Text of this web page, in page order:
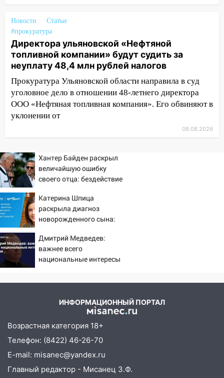
упало во дворе
13:08 Ураган ударил по Ульяновску:
сорванные крыши, поваленные деревья,
затопленные улицы и остановившиеся
трамваи
12:17 Ульяновск накрыл крупный град:
после ливня город снова уходит под
воду
Прокуратура взяла на контроль
Федерации
12:01
Пьяная женщина сбила
шестилетнего ребёнка на улице
Федерации: возбуждено уголовное дело
11:16
В Ульяновске ищут 37-летнего
мужчину, пропавшего ещё 19 июля
10:30
От мотофристайла до прогулки с
хаски: куда сходить в Ульяновской
области 8–9 августа
10:11 Директора ульяновской
судить за неуплату 48,4 млн рублей
09:28
Дети на дорогах: пострадали
велосипедисты, мотоциклисты и
пешеходы. Обзор крупных аварий в
Ульяновской области
Новости
Статьи
#прокуратура
Директора ульяновской «Нефтяной
топливной компании» будут судить за
неуплату 48,4 млн рублей налогов
Прокуратура Ульяновской области направила в суд
уголовное дело в отношении 48-летнего директора
ООО «Нефтяная топливная компания». Его обвиняют в
уклонении от
08.08.2026
Хантер Байден раскрыл
величайшую ошибку
своего отца: бездействие
Катерина Шпица
раскрыла диагноз
новорожденного сына:
смысла
Дмитрий Медведев:
важнее всего
национальные интересы
ИНФОРМАЦИОННЫЙ ПОРТАЛ
Возрастная категория 18+
Телефон: (8422) 46-26-70
E-mail: misanec@yandex.ru
Главный редактор - Мисанец З.Ф.